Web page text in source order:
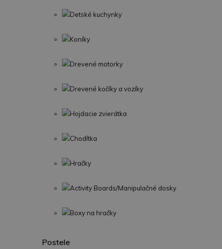
Detské kuchynky
Koníky
Drevené motorky
Drevené kočíky a vozíky
Hojdacie zvierátka
Chodítka
Hračky
Activity Boards/Manipulačné dosky
Boxy na hračky
Postele